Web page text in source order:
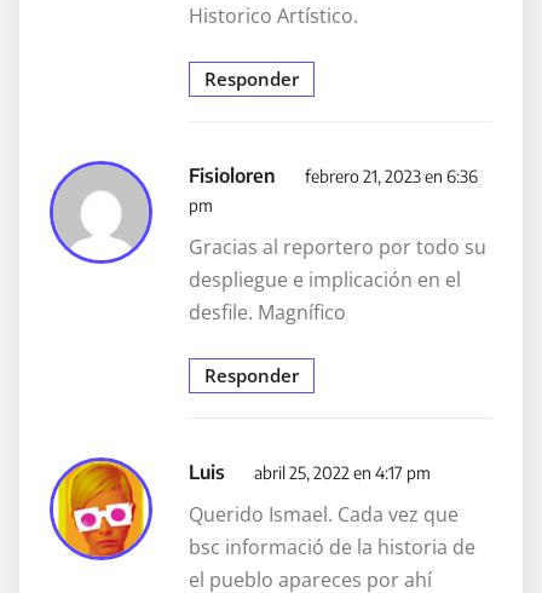
Historico Artístico.
Responder
Fisioloren
febrero 21, 2023 en 6:36
pm
Gracias al reportero por todo su
despliegue e implicación en el
desfile. Magnífico
Responder
Luis abril 25, 2022 en 4:17 pm
Querido Ismael. Cada vez que
bsc informació de la historia de
el pueblo apareces por ahí